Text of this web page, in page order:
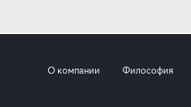
О компании Философия